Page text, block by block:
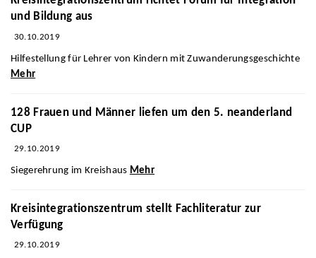
und Bildung aus
30.10.2019
Hilfestellung für Lehrer von Kindern mit Zuwanderungsgeschichte
Mehr
128 Frauen und Männer liefen um den 5. neanderland
CUP
29.10.2019
Siegerehrung im Kreishaus Mehr
Kreisintegrationszentrum stellt Fachliteratur zur
Verfügung
29.10.2019